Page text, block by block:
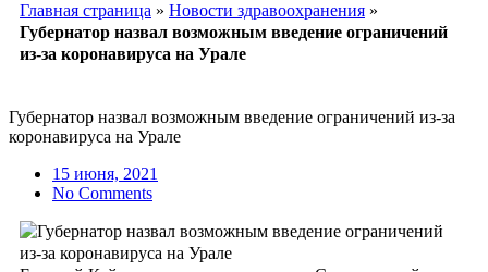
Главная страница » Новости здравоохранения »
Губернатор назвал возможным введение ограничений
из-за коронавируса на Урале
Губернатор назвал возможным введение ограничений из-за
коронавируса на Урале
15 июня, 2021
No Comments